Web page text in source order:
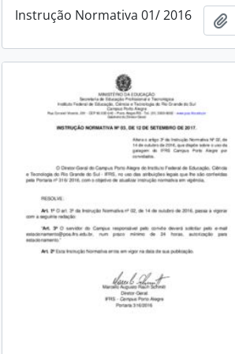
Instrução Normativa 01/ 2016